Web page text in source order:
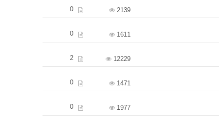
2139
0
1611
0
12229
2
1471
0
1977
0